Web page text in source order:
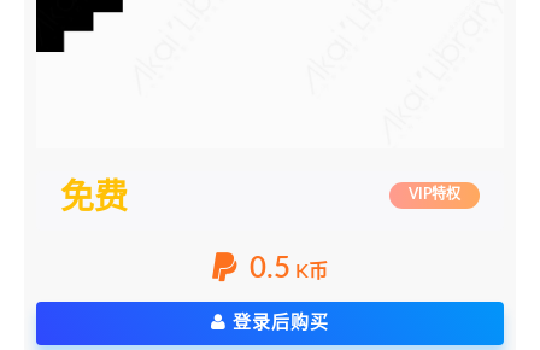
免费 VIP特权
0.5 K币
登录后购买